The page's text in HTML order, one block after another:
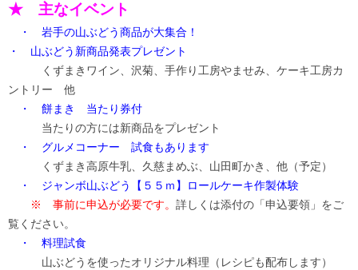
★ 主なイベント
・ 岩手の山ぶどう商品が大集合！
・ 山ぶどう新商品発表プレゼント
くずまきワイン、沢菊、手作り工房やませみ、ケーキ工房カ
ントリー 他
・ 餅まき 当たり券付
当たりの方には新商品をプレゼント
・ グルメコーナー 試食もあります
くずまき高原牛乳、久慈まめぶ、山田町かき、他（予定）
・ ジャンボ山ぶどう【５５ｍ】ロールケーキ作製体験
※ 事前に申込が必要です。 詳しくは添付の「申込要領」をご
覧ください。
・ 料理試食
山ぶどうを使ったオリジナル料理（レシピも配布します）